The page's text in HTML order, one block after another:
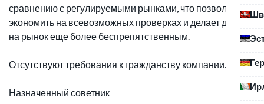
сравнению с регулируемыми рынками, что позволяет
экономить на всевозможных проверках и делает доступ
на рынок еще более беспрепятственным.
Отсутствуют требования к гражданству компании.
Назначенный советник